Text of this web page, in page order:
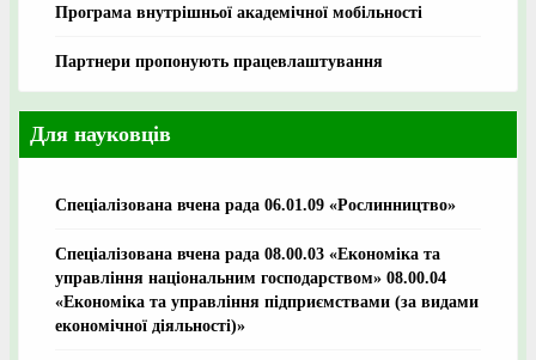
Програма внутрішньої академічної мобільності
Партнери пропонують працевлаштування
Для науковців
Спеціалізована вчена рада 06.01.09 «Рослинництво»
Спеціалізована вчена рада 08.00.03 «Економіка та
управління національним господарством» 08.00.04
«Економіка та управління підприємствами (за видами
економічної діяльності)»